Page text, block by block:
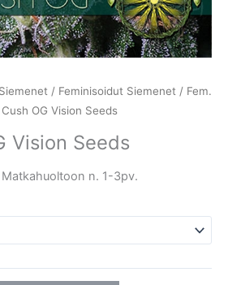
/ Feminisoidut Siemenet / Fem.
OG Vision Seeds
Vision Seeds
Matkahuoltoon n. 1-3pv.